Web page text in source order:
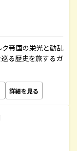
ク帝国の栄光と動乱
る歴史を旅するガ
詳細を見る